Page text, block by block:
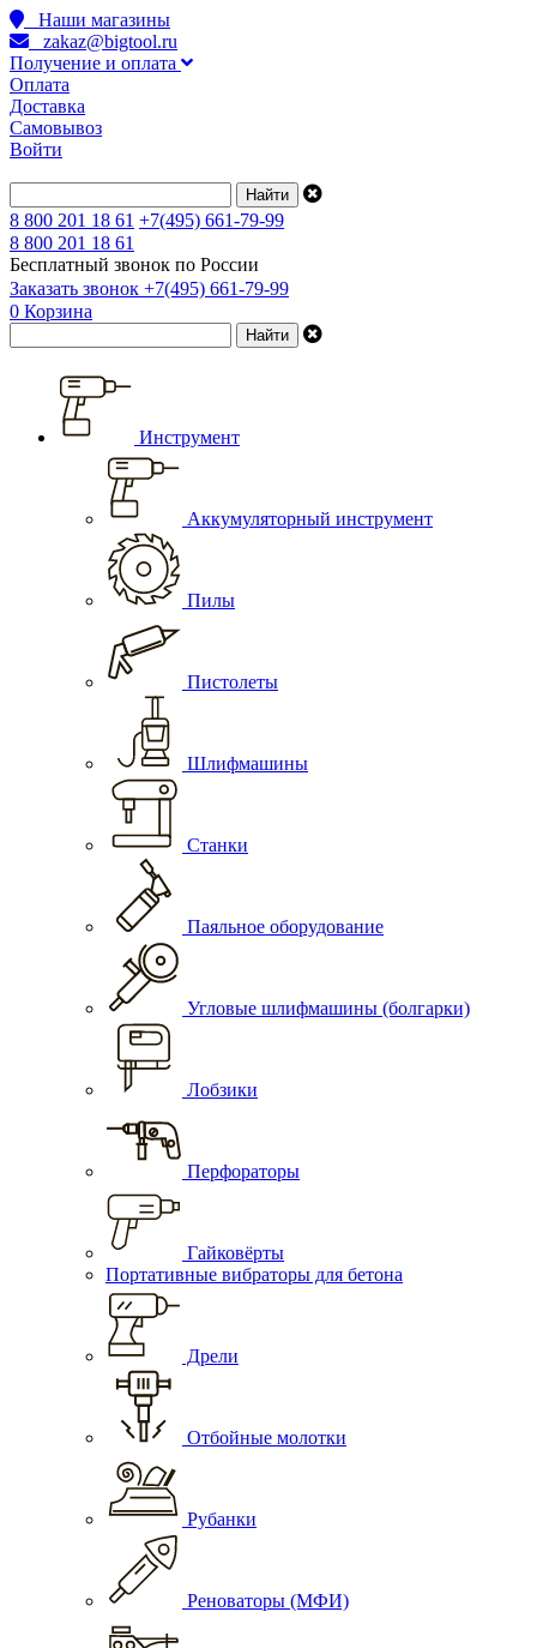
Наши магазины
zakaz@bigtool.ru
Получение и оплата
Оплата
Доставка
Самовывоз
Войти
8 800 201 18 61 +7(495) 661-79-99
8 800 201 18 61
Бесплатный звонок по России
Заказать звонок +7(495) 661-79-99
0 Корзина
Инструмент
Аккумуляторный инструмент
Пилы
Пистолеты
Шлифмашины
Станки
Паяльное оборудование
Угловые шлифмашины (болгарки)
Лобзики
Перфораторы
Гайковёрты
Портативные вибраторы для бетона
Дрели
Отбойные молотки
Рубанки
Реноваторы (МФИ)